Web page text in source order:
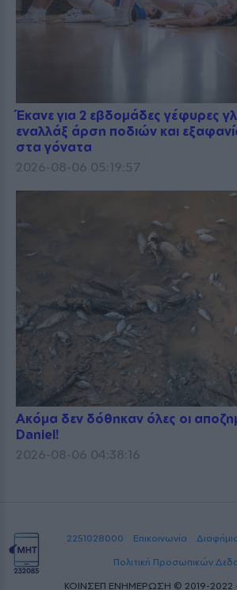
Έκανε για 2 εβδομάδες γέφυρες
εναλλάξ άρση ποδιών και
στα γόνατα
2026-08-06 05:19:57
Ακόμα δεν δόθηκαν όλες οι
Daniel!
2026-08-06 04:38:16
2251028000 Επικοινωνία
Πολιτική Προσωπικών
ΚΟΙΝΣΕΠ ΕΝΗΜΕΡΩΣΗ © 2019-2022 -